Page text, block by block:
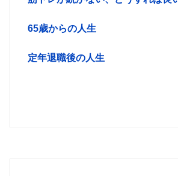
65歳からの人生
定年退職後の人生